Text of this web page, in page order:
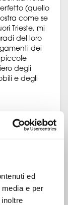
ed
e per
(quello
come se
Trieste, mi
del loro
dei
piccole
degli
e degli